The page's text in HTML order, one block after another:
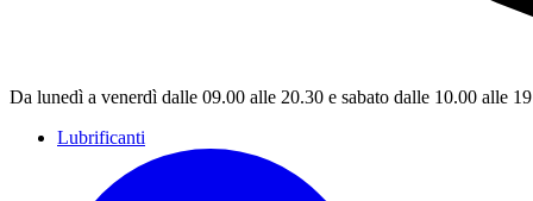
Da lunedì a venerdì dalle 09.00 alle 20.30 e sabato dalle 10.00 alle
Lubrificanti